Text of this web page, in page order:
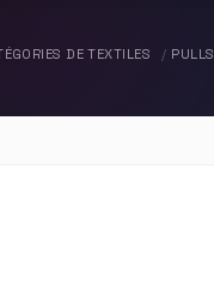
DE TEXTILES PULLS